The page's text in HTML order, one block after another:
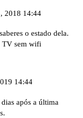
2018 14:44
o estado dela.
TV sem wifi
14:44
após a última